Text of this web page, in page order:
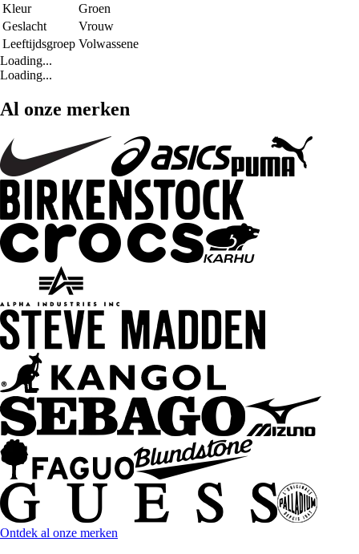
Kleur
Groen
Geslacht
Vrouw
Leeftijdsgroep Volwassene
Loading...
Loading...
Al onze merken
Ontdek al onze merken